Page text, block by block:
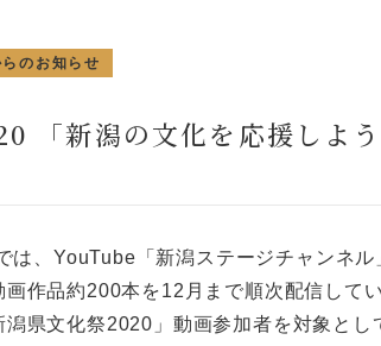
のお知らせ
「新潟の文化を応援しよ
は、YouTube「新潟ステージチャンネ
作品約200本を12月まで順次配信してい
潟県文化祭2020」動画参加者を対象とし